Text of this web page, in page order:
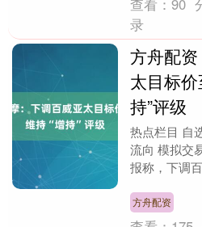
查看：90
录
方舟配
太目标
持”评级
热点栏目 自
流向 模拟交
报称，下调
方舟配资